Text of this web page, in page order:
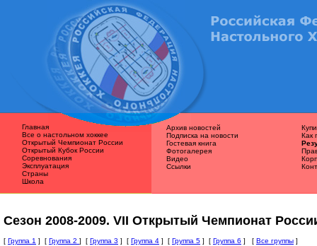
Главная
Все о наcтольном хоккее
Открытый Чемпионат России
Открытый Кубок России
Соревнования
Эксплуатация
Страны
Школа
Архив новостей
Подписка на новости
Гостевая книга
Фотогалерея
Видео
Ссылки
Как
Сезон 2008-2009. VII Открытый Чемпионат
[ Группа 1 ] [ Группа 2 ] [ Группа 3 ] [ Группа 4 ] [ Группа 5 ] [ Группа 6 ] [ Все группы ]